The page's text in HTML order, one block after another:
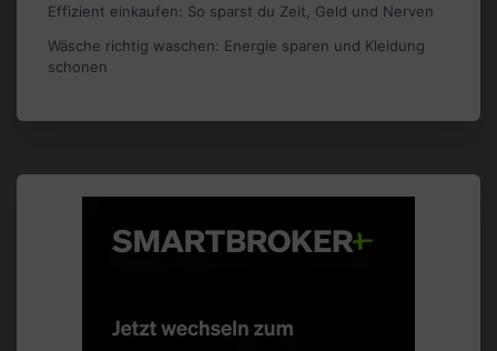
Effizient einkaufen: So sparst du Zeit, Geld und Nerven
Wäsche richtig waschen: Energie sparen und Kleidung
schonen